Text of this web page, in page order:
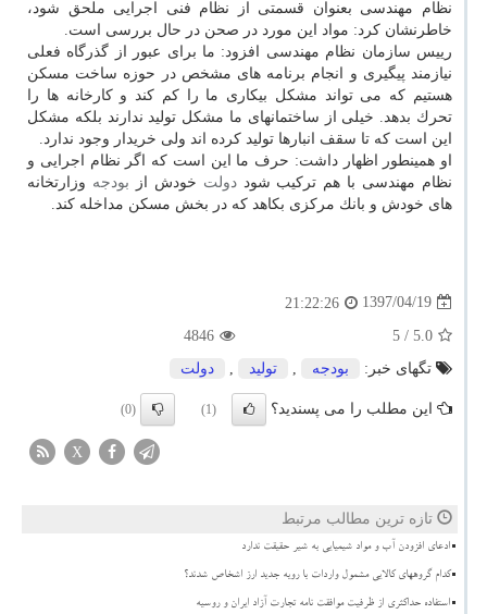
نظام مهندسی بعنوان قسمتی از نظام فنی اجرایی ملحق شود،
خاطرنشان كرد: مواد این مورد در صحن در حال بررسی است.
رییس سازمان نظام مهندسی افزود: ما برای عبور از گذرگاه فعلی
نیازمند پیگیری و انجام برنامه های مشخص در حوزه ساخت مسكن
هستیم كه می تواند مشكل بیكاری ما را كم كند و كارخانه ها را
تحرك بدهد. خیلی از ساختمانهای ما مشكل تولید ندارند بلكه مشكل
این است كه تا سقف انبارها تولید كرده اند ولی خریدار وجود ندارد.
او همینطور اظهار داشت: حرف ما این است كه اگر نظام اجرایی و
نظام مهندسی با هم تركیب شوددولت خودش از بودجه وزارتخانه
های خودش و بانك مركزی بكاهد كه در بخش مسكن مداخله كند.
1397/04/19
21:22:26
5.0
/ 5
4846
تگهای خبر:
بودجه , تولید , دولت
این مطلب را می پسندید؟ (1)
(0)
X
تازه ترین مطالب مرتبط
ادعای افزودن آب و مواد شیمیایی به شیر حقیقت ندارد
کدام گروههای کالایی مشمول واردات با رویه جدید ارز اشخاص شدند؟
استفاده حداکثری از ظرفیت موافقت نامه تجارت آزاد ایران و روسیه